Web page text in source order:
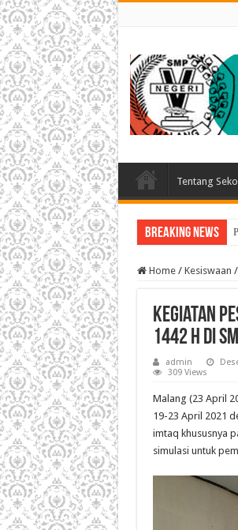
Tentang
Breaking News
Home / Kesiswaan /
Kegiatan
1442 H di
admin
309 Views
Malang (23 April
19-23 April 2021
imtaq khususnya
simulasi untuk